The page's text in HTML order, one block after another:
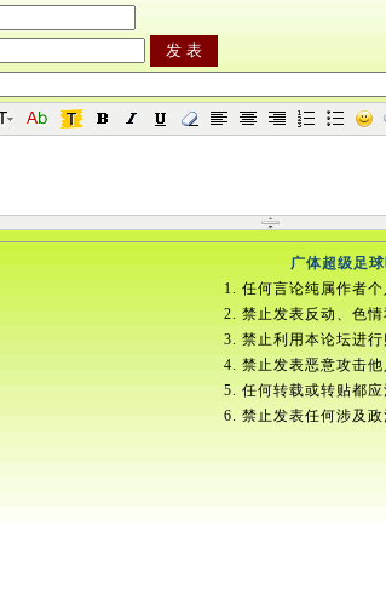
广体超级足
1. 任何言论纯属作者
2. 禁止发表反动、色
3. 禁止利用本论坛进
4. 禁止发表恶意攻击他
5. 任何转载或转贴都应
6. 禁止发表任何涉及